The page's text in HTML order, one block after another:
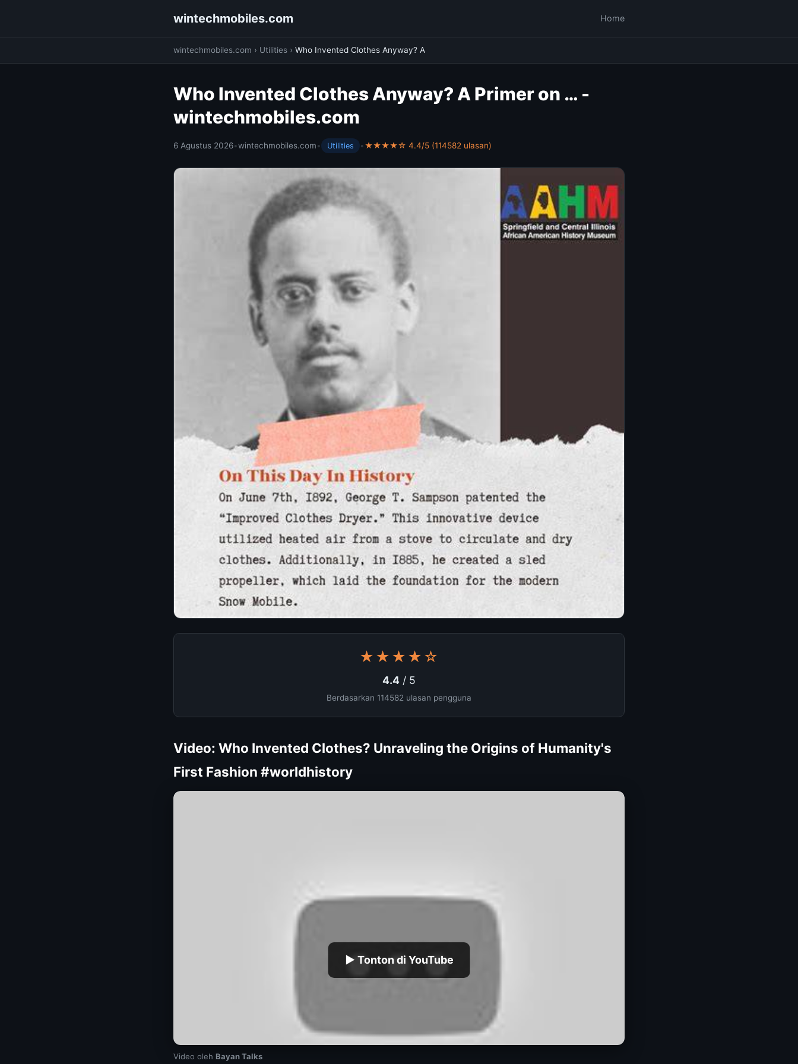
wintechmobiles.com Home
wintechmobiles.com › Utilities › Who Invented Clothes Anyway? A
Who Invented Clothes Anyway? A Primer on … -
wintechmobiles.com
6 Agustus 2026•wintechmobiles.com• Utilities •★★★★☆ 4.4/5 (114582 ulasan)
★★★★☆
4.4 / 5
Berdasarkan 114582 ulasan pengguna
Video: Who Invented Clothes? Unraveling the Origins of Humanity's
First Fashion #worldhistory
▶ Tonton di YouTube
Video oleh Bayan Talks